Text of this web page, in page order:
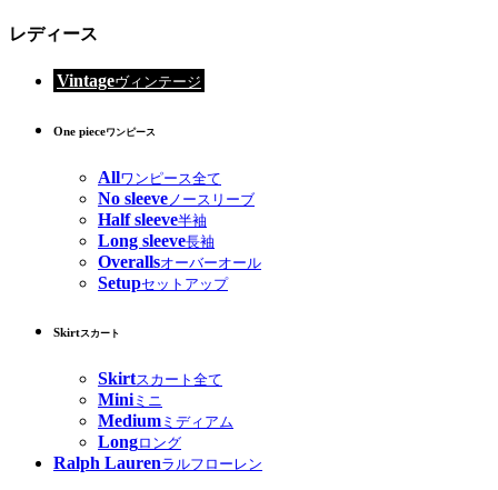
レディース
Vintageヴィンテージ
One pieceワンピース
Allワンピース全て
No sleeve ノースリーブ
Half sleeve半袖
Long sleeve長袖
Overallsオーバーオール
Setupセットアップ
Skirtスカート
Skirtスカート全て
Miniミニ
Medium ミディアム
Longロング
Ralph Laurenラルフローレン